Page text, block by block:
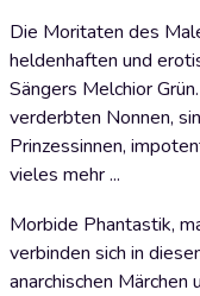
Die Moritaten des
heldenhaften und
Sängers Melchior
verderbten Nonnen,
Prinzessinnen,
vieles mehr ...
Morbide Phantastik,
verbinden sich in
anarchischen Märchen